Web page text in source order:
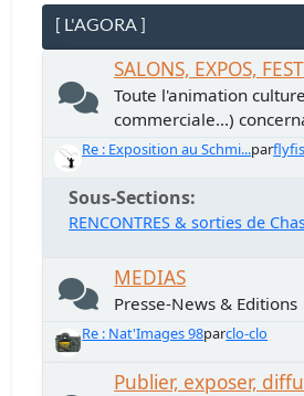
[ L'AGORA ]
SALONS, EXPOS,
Toute l'animation
commerciale...)
Re : Exposition au Schmi...par
Sous-Sections
RENCONTRES & sorties de
MEDIAS
Presse-News & Editions
Re : Nat'Images 98parclo-clo
Publier, exposer,